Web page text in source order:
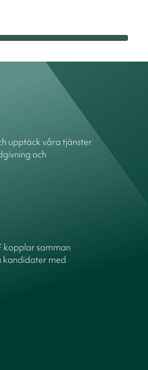
upptäck våra tjänster
och
kopplar samman
kandidater med